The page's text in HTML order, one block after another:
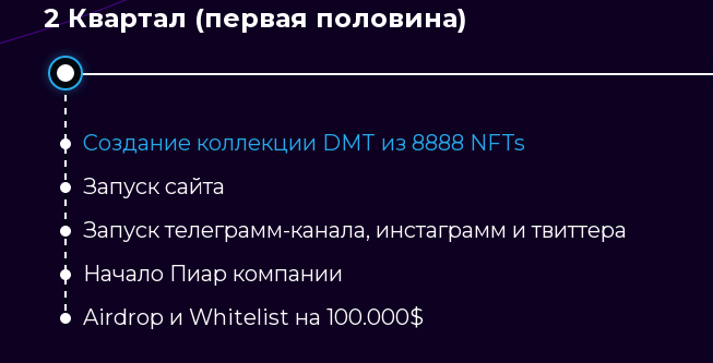
2 Квартал (первая половина)
Создание коллекции DMT из 8888 NFTs
Запуск сайта
Запуск телеграмм-канала, инстаграмм и твиттера
Начало Пиар компании
Airdrop и Whitelist на 100.000$